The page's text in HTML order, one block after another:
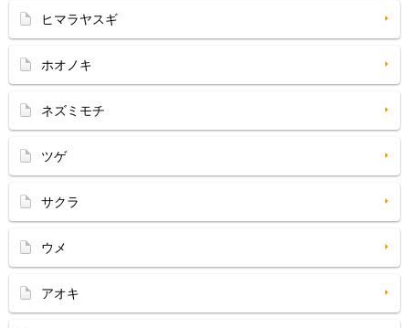
ヒマラヤスギ
ホオノキ
ネズミモチ
ツゲ
サクラ
ウメ
アオキ